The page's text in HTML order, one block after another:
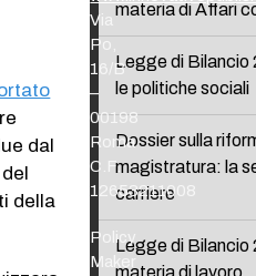
dal
della
materia di Affari
Legge di Bilancio
le politiche sociali
Dossier sulla
magistratura: la
carriere
Legge di Bilancio
materia di lavoro
Via
Po,
16/B
–
00198
Roma
C.F.
12653211008
Policy
Maker